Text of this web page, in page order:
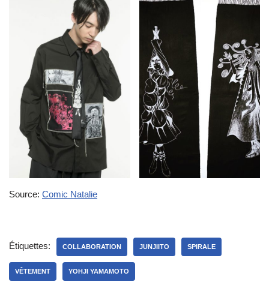
Source: Comic Natalie
Étiquettes: COLLABORATION JUNJIITO SPIRALE
VÊTEMENT YOHJI YAMAMOTO